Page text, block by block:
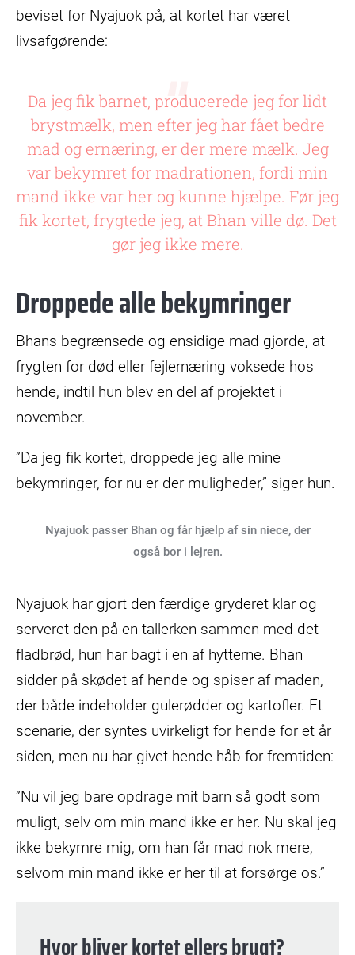
beviset for Nyajuok på, at kortet har været
livsafgørende:
Da jeg fik barnet, producerede jeg for lidt
brystmælk, men efter jeg har fået bedre
mad og ernæring, er der mere mælk. Jeg
var bekymret for madrationen, fordi min
mand ikke var her og kunne hjælpe. Før jeg
fik kortet, frygtede jeg, at Bhan ville dø. Det
gør jeg ikke mere.
Droppede alle bekymringer
Bhans begrænsede og ensidige mad gjorde, at
frygten for død eller fejlernæring voksede hos
hende, indtil hun blev en del af projektet i
november.
”Da jeg fik kortet, droppede jeg alle mine
bekymringer, for nu er der muligheder,” siger hun.
Nyajuok passer Bhan og får hjælp af sin niece, der
også bor i lejren.
Nyajuok har gjort den færdige gryderet klar og
serveret den på en tallerken sammen med det
fladbrød, hun har bagt i en af hytterne. Bhan
sidder på skødet af hende og spiser af maden,
der både indeholder gulerødder og kartofler. Et
scenarie, der syntes uvirkeligt for hende for et år
siden, men nu har givet hende håb for fremtiden:
”Nu vil jeg bare opdrage mit barn så godt som
muligt, selv om min mand ikke er her. Nu skal jeg
ikke bekymre mig, om han får mad nok mere,
selvom min mand ikke er her til at forsørge os.”
Hvor bliver kortet ellers brugt?